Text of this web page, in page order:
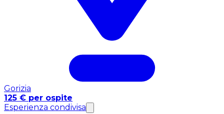
Gorizia
125 € per ospite
Esperienza condivisa